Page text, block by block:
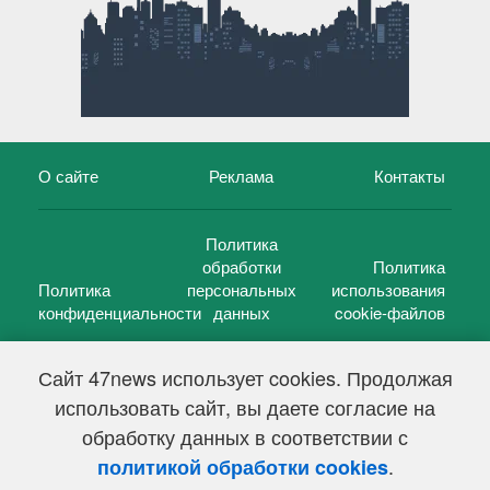
Сайт 47news использует cookies. Продолжая
использовать сайт, вы даете согласие на
обработку данных в соответствии с
политикой обработки cookies.
О сайте Реклама Контакты
Политика
конфиденциальности
Политика
обработки
персональных
данных
Политика
использования
cookie-файлов
47 новостей (47 news)2005 — 2026 г.
Свидетельство о регистрации СМИ Эл № ФС 77-39848, выдано
Федеральной службой по надзору в сфере связи,
информационных технологий и массовых коммуникаций